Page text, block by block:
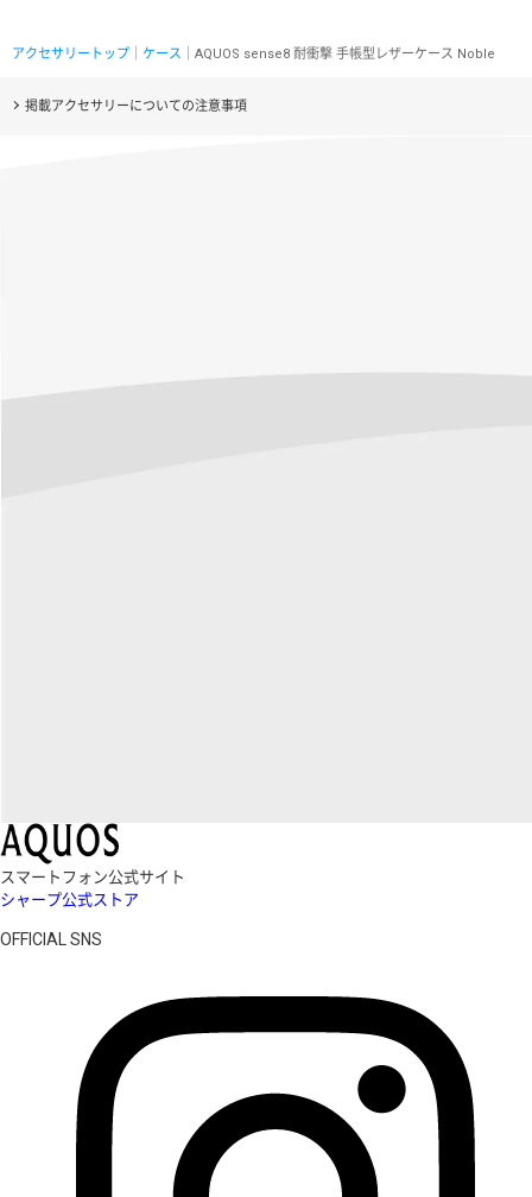
アクセサリートップ ケース ｜AQUOS sense8 耐衝撃 手帳型レザーケース Noble
掲載アクセサリーについての注意事項
スマートフォン公式サイト
シャープ公式ストア
OFFICIAL SNS